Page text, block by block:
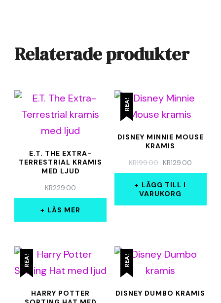
Relaterade produkter
E.T. THE EXTRA-
TERRESTRIAL KRAMIS
MED LJUD
KR229.00
LÄS MER
REA!
DISNEY MINNIE MOUSE
KRAMIS
KR199.00 DET
URSPRUNGLIGA
PRISET
VAR:
KR199.00.
KR129.00
LÄGG TILL I
VARUKORG
REA!
HARRY POTTER
REA!
DISNEY DUMBO KRAMIS